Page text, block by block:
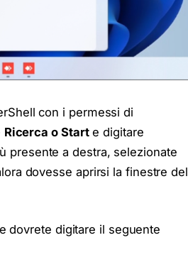
con i permessi di
Ricerca o Starte digitare
presente a destra, selezionate
dovesse aprirsi la finestre del
dovrete digitare il seguente